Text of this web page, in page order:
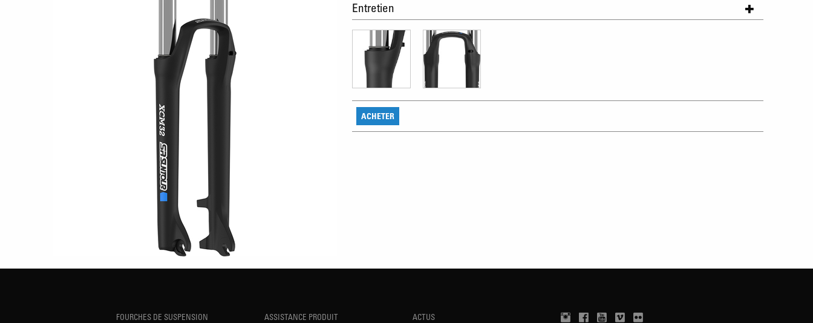
Entretien
ACHETER
FOURCHES DE SUSPENSION
ASSISTANCE PRODUIT
ACTUS